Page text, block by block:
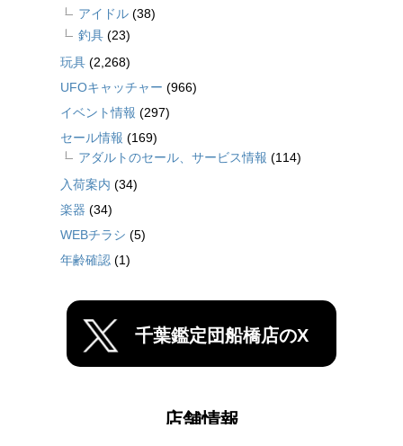
アイドル (38)
釣具 (23)
玩具 (2,268)
UFOキャッチャー (966)
イベント情報 (297)
セール情報 (169)
アダルトのセール、サービス情報 (114)
入荷案内 (34)
楽器 (34)
WEBチラシ (5)
年齢確認 (1)
千葉鑑定団船橋店のX
店舗情報